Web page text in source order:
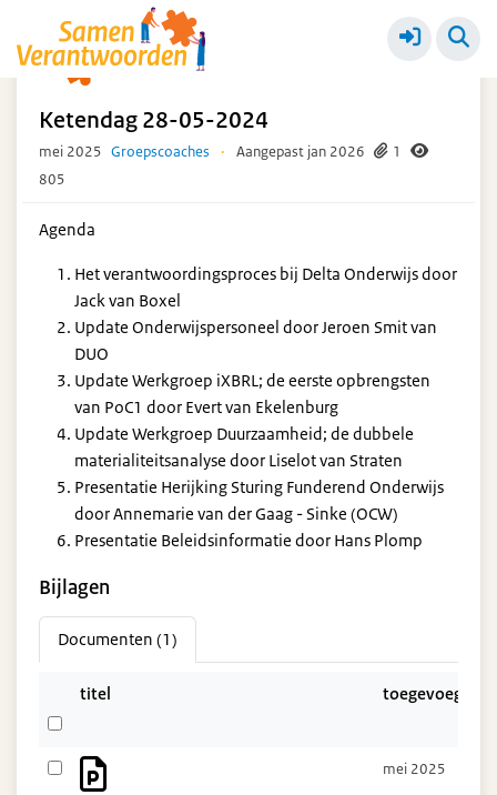
Ketendagen Meer
Ketendag 28-05-2024
mei 2025 Groepscoaches · Aangepast jan 2026
1
805
Agenda
Het verantwoordingsproces bij Delta Onderwijs door
Jack van Boxel
Update Onderwijspersoneel door Jeroen Smit van
DUO
Update Werkgroep iXBRL; de eerste opbrengsten
van PoC1 door Evert van Ekelenburg
Update Werkgroep Duurzaamheid; de dubbele
materialiteitsanalyse door Liselot van Straten
Presentatie Herijking Sturing Funderend Onderwijs
door Annemarie van der Gaag - Sinke (OCW)​
Presentatie Beleidsinformatie door Hans Plomp
Bijlagen
Documenten (1)
titel toegevoegd
mei 2025